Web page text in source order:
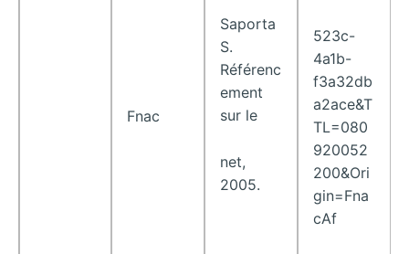
Fnac
Saporta
S.
Référenc
ement
sur le
net,
2005.
523c-
4a1b-
f3a32db
a2ace&T
TL=080
920052
200&Ori
gin=Fna
cAf